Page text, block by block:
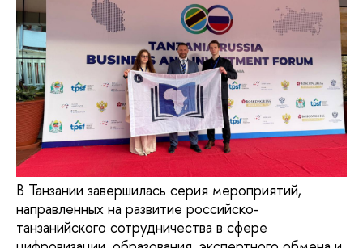
В Танзании завершилась серия мероприятий,
направленных на развитие российско-
танзанийского сотрудничества в сфере